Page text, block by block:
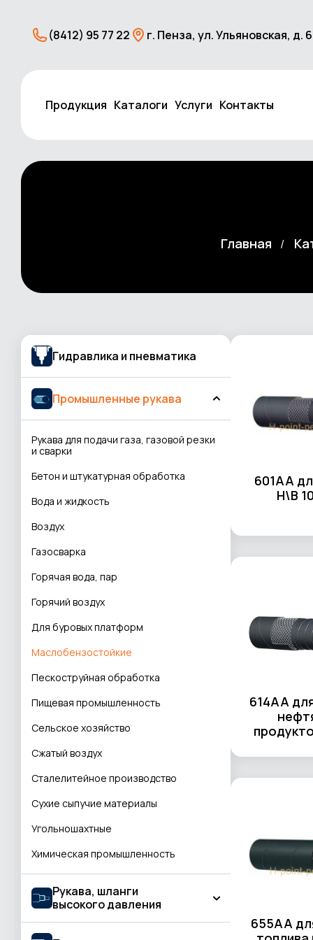
(8412) 95 77 22 г. Пенза, ул. Ульяновская, д.
Продукция Каталоги Услуги Контакты
Главная
Гидравлика и пневматика
Промышленные рукава
Рукава для подачи газа, газовой резки
и сварки
Бетон и штукатурная обработка
Вода и жидкость
Воздух
Газосварка
Горячая вода, пар
Горячий воздух
Для буровых платформ
Маслобензостойкие
Пескоструйная обработка
Пищевая промышленность
Сельское хозяйство
Сжатый воздух
Сталелитейное производство
Сухие сыпучие материалы
Угольношахтные
Химическая промышленность
Рукава, шланги
высокого давления
601AA
Н\В
614AA
655AA